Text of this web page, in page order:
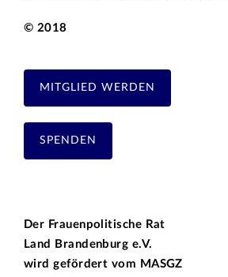
© 2018
MITGLIED WERDEN
SPENDEN
Der Frauenpolitische Rat
Land Brandenburg e.V.
wird gefördert vom MASGZ